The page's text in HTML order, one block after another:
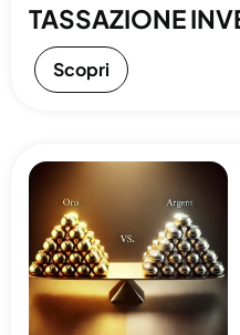
TASSAZIONE
Scopri